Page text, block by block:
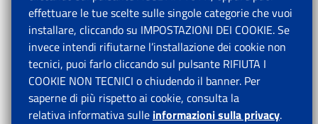
effettuare le tue scelte sulle singole categorie che vuoi
installare, cliccando su IMPOSTAZIONI DEI COOKIE. Se
invece intendi rifiutarne l’installazione dei cookie non
tecnici, puoi farlo cliccando sul pulsante RIFIUTA I
COOKIE NON TECNICI o chiudendo il banner. Per
saperne di più rispetto ai cookie, consulta la
relativa informativa sulle informazioni sulla privacy.